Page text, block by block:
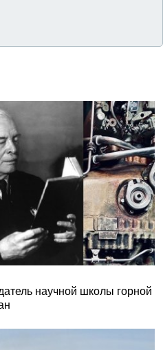
научной школы горной